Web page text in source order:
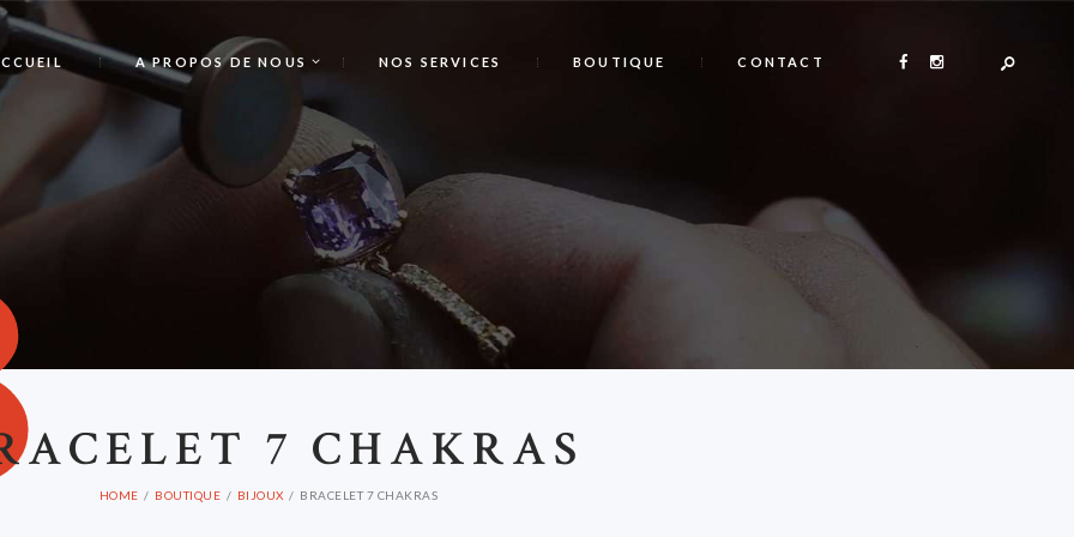
A PROPOS DE NOUS NOS SERVICES BOUTIQUE CONTACT
7 CHAKRAS
HOME BOUTIQUE BIJOUX BRACELET 7 CHAKRAS